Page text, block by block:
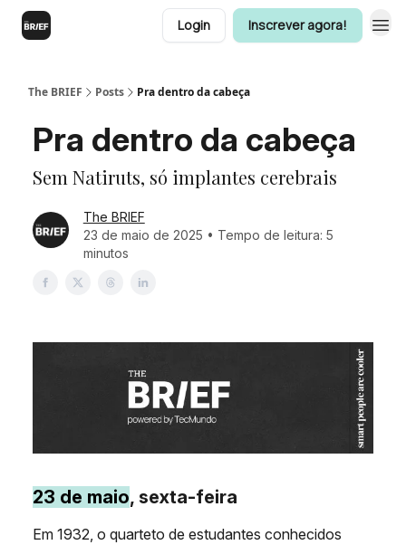
Login Inscrever agora!
The BRIEF Posts Pra dentro da cabeça
Pra dentro da cabeça
Sem Natiruts, só implantes cerebrais
The BRIEF
23 de maio de 2025 • Tempo de leitura: 5
minutos
23 de maio, sexta-feira
Em 1932, o quarteto de estudantes conhecidos